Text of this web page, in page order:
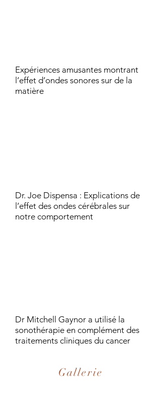
Expériences amusantes montrant
l’effet d’ondes sonores sur de la
matièr​e
Dr. Joe Dispensa : Explications de
l’effet des ondes cérébrales sur
notre comportement
Dr Mitchell Gaynor a utilisé la
sonothérapie en complément des
traitements cliniques du cancer
Gallerie